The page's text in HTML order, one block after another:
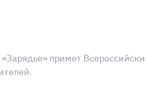
примет